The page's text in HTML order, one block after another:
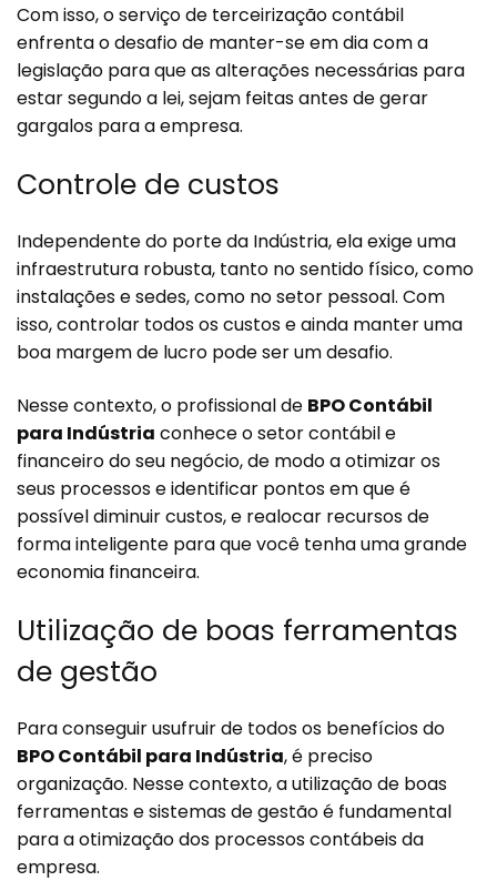
Com isso, o serviço de terceirização contábil
enfrenta o desafio de manter-se em dia com a
legislação para que as alterações necessárias para
estar segundo a lei, sejam feitas antes de gerar
gargalos para a empresa.
Controle de custos
Independente do porte da Indústria, ela exige uma
infraestrutura robusta, tanto no sentido físico, como
instalações e sedes, como no setor pessoal. Com
isso, controlar todos os custos e ainda manter uma
boa margem de lucro pode ser um desafio.
Nesse contexto, o profissional de BPO Contábil
para Indústria conhece o setor contábil e
financeiro do seu negócio, de modo a otimizar os
seus processos e identificar pontos em que é
possível diminuir custos, e realocar recursos de
forma inteligente para que você tenha uma grande
economia financeira.
Utilização de boas ferramentas
de gestão
Para conseguir usufruir de todos os benefícios do
BPO Contábil para Indústria, é preciso
organização. Nesse contexto, a utilização de boas
ferramentas e sistemas de gestão é fundamental
para a otimização dos processos contábeis da
empresa.